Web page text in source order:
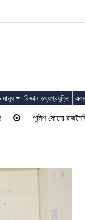
বিজ্ঞান-তথ্যপ্রযুক্তি
পুলিশ কোনো রাজনৈতিক দলের